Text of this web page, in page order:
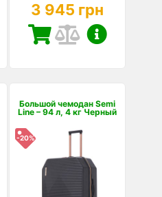
3 945 грн
Большой чемодан Semi
Line – 94 л, 4 кг Черный
-20%